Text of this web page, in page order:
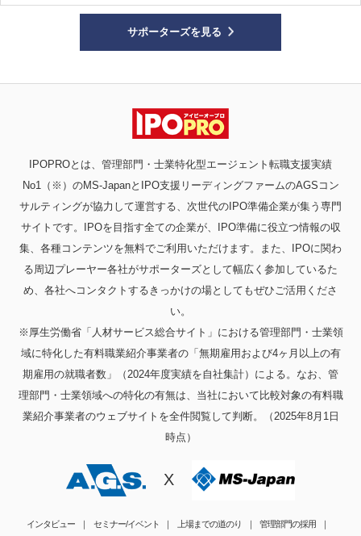
サポーターズを見る
IPOPROとは、管理部門・士業特化型エージェント転職支援実績
No1（※）のMS-JapanとIPO支援リーディングファームのAGSコン
サルティングが協力して運営する、次世代のIPO準備企業が集う専門
サイトです。IPOを目指す全ての企業が、IPO準備に役立つ情報の収
集、各種コンテンツを無料でご利用いただけます。また、IPOに関わ
る周辺プレーヤー各社がサポーターズとして幅広く参加しているた
め、各社へコンタクトするきっかけの場としてもぜひご活用くださ
い。
※厚生労働省「人材サービス総合サイト」における管理部門・士業領
域に特化した有料職業紹介事業者の「無期雇用および4ヶ月以上の有
期雇用の就職者数」（2024年度実績を自社集計）による。なお、管
理部門・士業領域への特化の有無は、当社において比較対象の有料職
業紹介事業者のウェブサイトを全件閲覧して判断。（2025年8月1日
時点）
X
インタビュー セミナー/イベント 上場までの道のり 管理部門の採用